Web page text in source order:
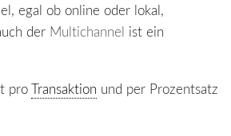
egal ob online oder lokal,
der Multichannel ist ein
proTransaktion und per Prozentsatz